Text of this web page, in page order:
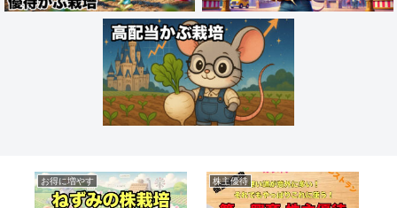
お得に増やす 株主優待